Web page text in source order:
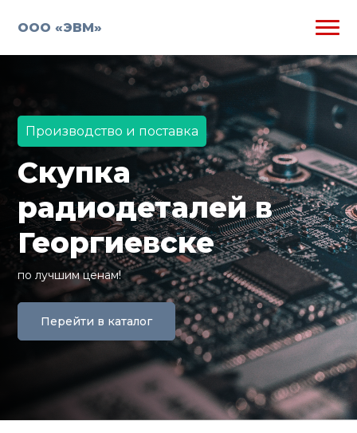
ООО «ЭВМ»
Производство и поставка
Скупка
радиодеталей в
Георгиевске
по лучшим ценам!
Перейти в каталог